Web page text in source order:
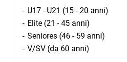
U17 - U21 (15 - 20 anni)
Elite (21 - 45 anni)
Seniores (46 - 59 anni)
V/SV (da 60 anni)